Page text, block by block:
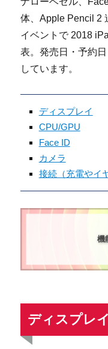
体、Apple Pencil 2
イベントで 2018
表。発売日・予約
しています。
ディスプレイ
CPU/GPU
Face ID
カメラ
接続（充電やイ
機
ディスプレイ